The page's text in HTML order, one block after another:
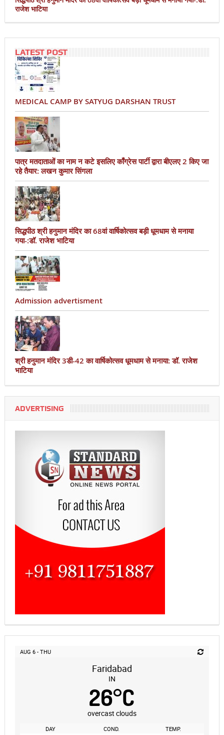
राजेश भाटिया
LATEST POST
MEDICAL CAMP BY SATYUG DARSHAN TRUST
पात्र मतदाताओं का नाम न कटे इसलिए काँग्रेस पार्टी द्वारा बीएलए 2 किए जा
रहे तैयार: लखन कुमार सिंगला
सिद्धपीठ श्री हनुमान मंदिर का 68वां वार्षिकोत्सव बड़ी धूमधाम से मनाया
गया-:डॉ. राजेश भाटिया
Admission advertisment
श्री हनुमान मंदिर 3डी-42 का वार्षिकोत्सव धूमधाम से मनाया: डॉ. राजेश
भाटिया
ADVERTISING
AUG 6 - THU
Faridabad
IN
26°C
overcast clouds
DAY COND. TEMP.